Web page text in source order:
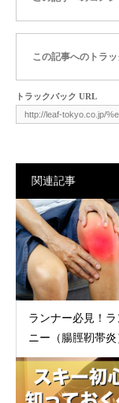
この記事へのトラッ
トラックバック URL
関連記事
ランナー必見！
ニー（腸脛靭帯